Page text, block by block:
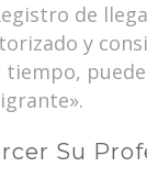
de
y
tiempo,
Su